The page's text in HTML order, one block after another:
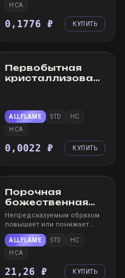
HCA
0,1776 ₽ КУПИТЬ
Первобытная
кристаллизованная
ALLFLAME STD
HC
HCA
0,0022 ₽ КУПИТЬ
Порочная
божественная
слеза
Непредсказуемым образом
повышает или понижает
уровень каждого свойства
на осквернённом редком
предмете
ALLFLAME STD
HC
HCA
21,26 ₽ КУПИТЬ